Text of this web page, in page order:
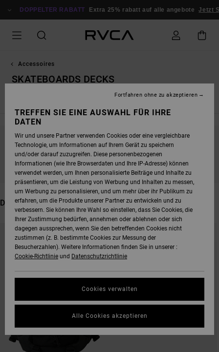
ZUR
DOPPELTER RABATT Extra 25% rabatt auf alle angebote Jetzt Sparen
Accessoires
SKATEBOARDS DECKS
BLEIB DABEI, DIE PRODUKTE SIND BALD
WIEDER DA
DAS KÖNNTE DIR AUCH GEFALLEN
DIREKT
FILTERKRITERIEN
ÜBERSPRINGEN
FILTERN
TREFFEN SIE EINE AUSWAHL FÜR IHRE
DATEN
Wir und unsere Partner verwenden Cookies oder eine vergleichbare
Technologie, um Informationen auf Ihrem Gerät zu speichern
und/oder darauf zuzugreifen. Diese personenbezogenen
Informationen (wie Ihre Browserdaten und Ihre IP-Adresse) können
verwendet werden, um Ihnen personalisierte Beiträge und Inhalte zu
präsentieren, um die Leistung von Werbung und Inhalten zu messen,
um Werbung zu personalisieren, und um mehr über ihr Publikum zu
erfahren, um die Produkte unserer Partner zu entwickeln und zu
verbessern. Sie können Ihre Wahl so einstellen, dass Sie Cookies, die
Ihrer Zustimmung bedürfen, annehmen oder ablehnen oder sich
dagegen aussprechen, wenn Sie den betreffenden Cookies nicht
zustimmen (z. B. bestimmte Cookies zur Messung der
Besucherzahlen). Weitere Informationen finden Sie in unserer :
Cookie-Richtlinie und Datenschutzrichtlinie
Cookies verwalten
Fortfahren ohne zu akzeptieren
Alle Cookies akzeptieren